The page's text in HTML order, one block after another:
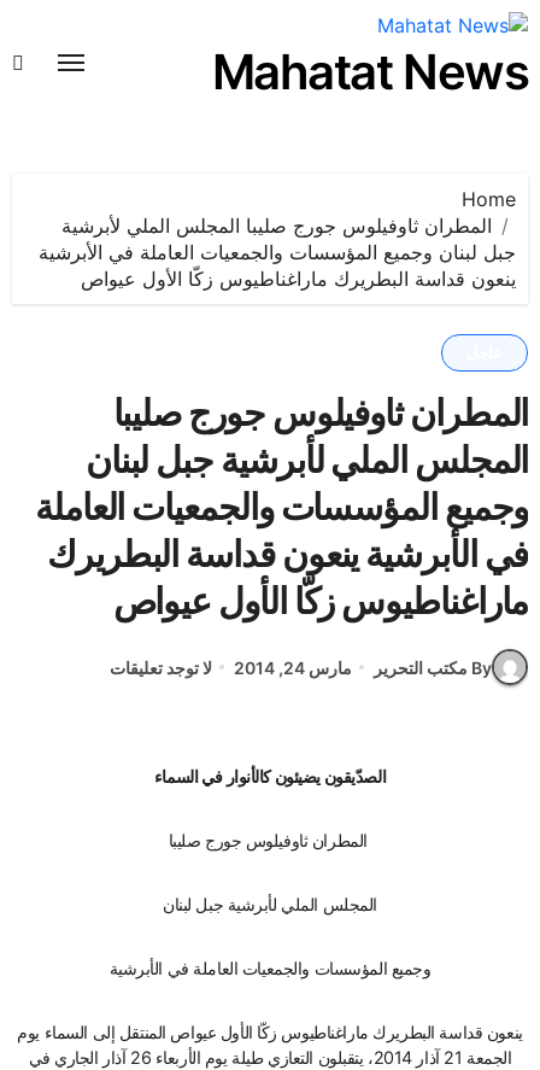
التجاوز
إلى
المحتوى
Mahatat News
Home
المطران ثاوفيلوس جورج صليبا المجلس الملي لأبرشية
جبل لبنان وجميع المؤسسات والجمعيات العاملة في الأبرشية
ينعون قداسة البطريرك ماراغناطيوس زكّا الأول عيواص
المطران ثاوفيلوس جورج صليبا
المجلس الملي لأبرشية جبل لبنان
وجميع المؤسسات والجمعيات العاملة
في الأبرشية ينعون قداسة البطريرك
ماراغناطيوس زكّا الأول عيواص
By مكتب التحرير مارس 24, 2014 لا توجد تعليقات
الصدّيقون يضيئون كالأنوار في السماء
المطران ثاوفيلوس جورج صليبا
المجلس الملي لأبرشية جبل لبنان
وجميع المؤسسات والجمعيات العاملة في الأبرشية
ينعون قداسة البطريرك ماراغناطيوس زكّا الأول عيواص المنتقل إلى السماء يوم
الجمعة 21 آذار 2014، يتقبلون التعازي طيلة يوم الأربعاء 26 آذار الجاري في